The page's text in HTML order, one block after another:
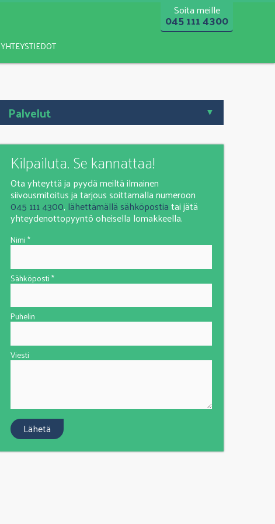
Soita meille
045 111 4300
YHTEYSTIEDOT
Palvelut
Kilpailuta. Se kannattaa!
Ota yhteyttä ja pyydä meiltä ilmainen
siivousmitoitus ja tarjous soittamalla numeroon
045 111 4300, lähettämällä sähköpostiatai jätä
yhteydenottopyyntö oheisella lomakkeella.
Nimi *
Sähköposti *
Puhelin
Viesti